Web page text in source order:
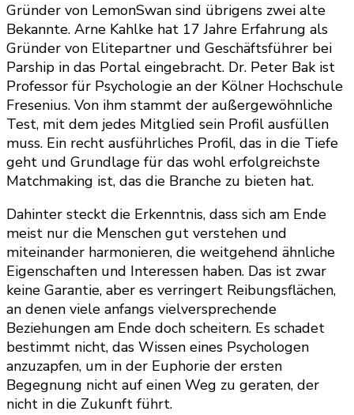
Gründer von LemonSwan sind übrigens zwei alte
Bekannte. Arne Kahlke hat 17 Jahre Erfahrung als
Gründer von Elitepartner und Geschäftsführer bei
Parship in das Portal eingebracht. Dr. Peter Bak ist
Professor für Psychologie an der Kölner Hochschule
Fresenius. Von ihm stammt der außergewöhnliche
Test, mit dem jedes Mitglied sein Profil ausfüllen
muss. Ein recht ausführliches Profil, das in die Tiefe
geht und Grundlage für das wohl erfolgreichste
Matchmaking ist, das die Branche zu bieten hat.
Dahinter steckt die Erkenntnis, dass sich am Ende
meist nur die Menschen gut verstehen und
miteinander harmonieren, die weitgehend ähnliche
Eigenschaften und Interessen haben. Das ist zwar
keine Garantie, aber es verringert Reibungsflächen,
an denen viele anfangs vielversprechende
Beziehungen am Ende doch scheitern. Es schadet
bestimmt nicht, das Wissen eines Psychologen
anzuzapfen, um in der Euphorie der ersten
Begegnung nicht auf einen Weg zu geraten, der
nicht in die Zukunft führt.